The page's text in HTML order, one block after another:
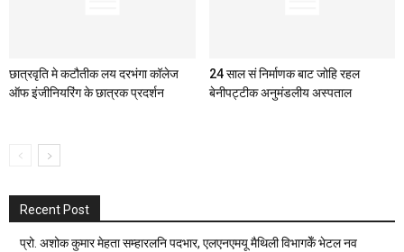
छात्रवृति मे कटौतीक लय दरभंगा कॉलेज
ऑफ इंजीनियरिंग के छात्रक प्रदर्शन
24 साल सं निर्माणक बाट जोहि रहल
बेनीपट्टीक अनुमंडलीय अस्पताल
Recent Post
प्रो. अशोक कुमार मेहता सम्हारलनि पदभार, एलएनएमयू मैथिली विभागकेँ भेटल नव